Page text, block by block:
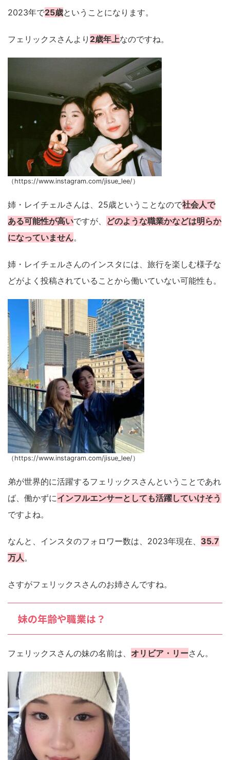
2023年で25歳ということになります。
フェリックスさんより 2歳年上なのですね。
（https://www.instagram.com/jisue_lee/）
姉・レイチェルさんは、25歳ということなので社会人で
ある可能性が高いですが、 どのような職業かなどは明らか
になっていません。
姉・レイチェルさんのインスタには、旅行を楽しむ様子な
どがよく投稿されていることから働いていない可能性も。
（https://www.instagram.com/jisue_lee/）
弟が世界的に活躍するフェリックスさんということであれ
ば、働かずにインフルエンサーとしても活躍していけそう
ですよね。
なんと、インスタのフォロワー数は、2023年現在、 35.7
万人。
さすがフェリックスさんのお姉さんですね。
妹の年齢や職業は？
フェリックスさんの妹の名前は、 オリビア・リーさん。